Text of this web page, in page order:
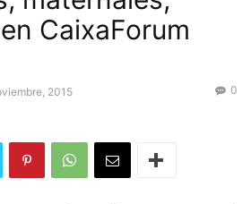
CaixaForum
2015 0